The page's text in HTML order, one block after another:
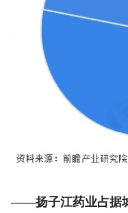
——扬子江药业占据